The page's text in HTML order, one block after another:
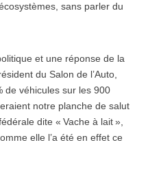
sans parler du
et une réponse de la
du Salon de l’Auto,
de véhicules sur les 900
notre planche de salut
dite « Vache à lait »,
elle l’a été en effet ce